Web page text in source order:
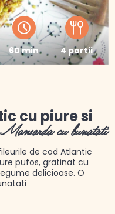
60 min 4 portii
cu piure si
cu bunatati
de cod Atlantic
pufos, gratinat cu
delicioase. O